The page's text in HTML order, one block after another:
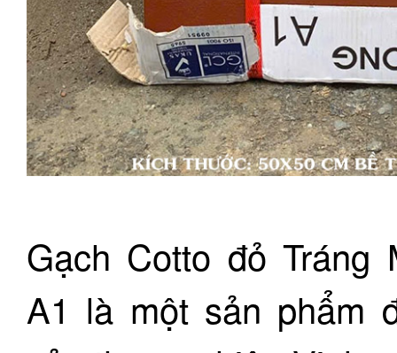
Gạch Cotto đỏ Tráng
A1 là một sản phẩm